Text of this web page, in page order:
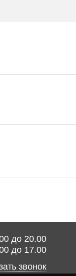
до 20.00
до 17.00
звонок